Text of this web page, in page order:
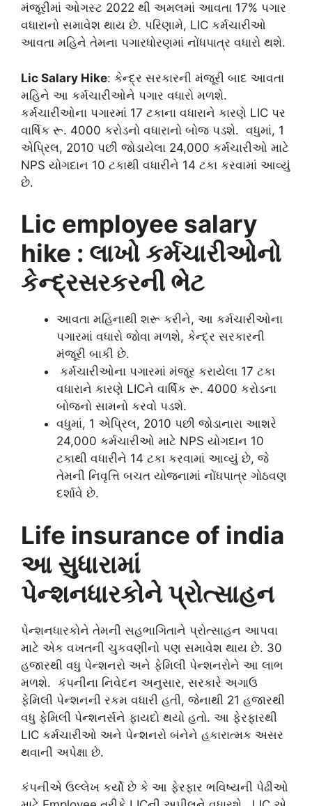
મંજૂરીમાં ઓગસ્ટ 2022 થી અમલમાં આવતા 17% પગાર
વધારાનો સમાવેશ થાય છે. પરિણામે, LIC કર્મચારીઓ
આવતા મહિને તેમના પગારધોરણમાં નોંધપાત્ર વધારો થશે.
Lic Salary Hike: કેન્દ્ર સરકારની મંજૂરી બાદ આવતા
મહિને આ કર્મચારીઓને પગાર વધારો મળશે.
કર્મચારીઓના પગારમાં 17 ટકાના વધારાને કારણે LIC પર
વાર્ષિક રૂ. 4000 કરોડનો વધારાનો બોજ પડશે. વધુમાં, 1
એપ્રિલ, 2010 પછી જોડાયેલા 24,000 કર્મચારીઓ માટે
NPS યોગદાન 10 ટકાથી વધારીને 14 ટકા કરવામાં આવ્યું
છે.
Lic employee salary
hike : લાખો કર્મચારીઓનો
કેન્દ્રસરકરની ભેટ
આવતા મહિનાથી શરૂ કરીને, આ કર્મચારીઓના
પગારમાં વધારો જોવા મળશે, કેન્દ્ર સરકારની
મંજૂરી બાકી છે.
કર્મચારીઓના પગારમાં મંજૂર કરાયેલા 17 ટકા
વધારાને કારણે LICને વાર્ષિક રૂ. 4000 કરોડના
બોજનો સામનો કરવો પડશે.
વધુમાં, 1 એપ્રિલ, 2010 પછી જોડાનારા આશરે
24,000 કર્મચારીઓ માટે NPS યોગદાન 10
ટકાથી વધારીને 14 ટકા કરવામાં આવ્યું છે, જે
તેમની નિવૃત્તિ બચત યોજનામાં નોંધપાત્ર ગોઠવણ
દર્શાવે છે.
Life insurance of india
આ સુધારામાં
પેન્શનધારકોને પ્રોત્સાહન
પેન્શનધારકોને તેમની સહભાગિતાને પ્રોત્સાહન આપવા
માટે એક વખતની ચુકવણીનો પણ સમાવેશ થાય છે. 30
હજારથી વધુ પેન્શનરો અને ફેમિલી પેન્શનરોને આ લાભ
મળશે. કંપનીના નિવેદન અનુસાર, સરકારે અગાઉ
ફેમિલી પેન્શનની રકમ વધારી હતી, જેનાથી 21 હજારથી
વધુ ફેમિલી પેન્શનર્સને ફાયદો થયો હતો. આ ફેરફારથી
LIC કર્મચારીઓ અને પેન્શનરો બંનેને હકારાત્મક અસર
થવાની અપેક્ષા છે.
કંપનીએ ઉલ્લેખ કર્યો છે કે આ ફેરફાર ભવિષ્યની પેઢીઓ